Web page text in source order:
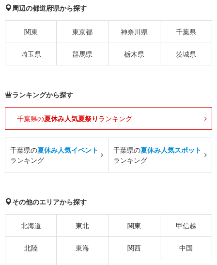
周辺の都道府県から探す
関東 東京都 神奈川県 千葉県
埼玉県 群馬県 栃木県 茨城県
ランキングから探す
千葉県の夏休み人気夏祭り ランキング
千葉県の夏休み人気イベント
ランキング
千葉県の夏休み人気スポット
ランキング
その他のエリアから探す
北海道 東北 関東 甲信越
北陸 東海 関西 中国